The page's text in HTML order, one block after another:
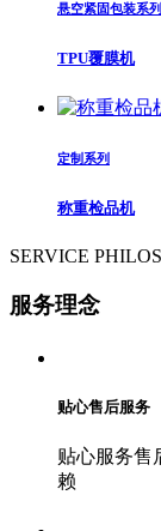
悬空紧固包装系列
TPU覆膜机
定制系列
称重检品机
SERVICE
服务理念
贴心售后服务
贴心服务售
赖